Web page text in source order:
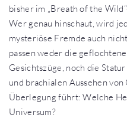
bisher im „Breath of the
Wer genau hinschaut, wird
mysteriöse Fremde auch
passen weder die
Gesichtszüge, noch die
und brachialen Aussehen von
Überlegung führt: Welche
Universum?